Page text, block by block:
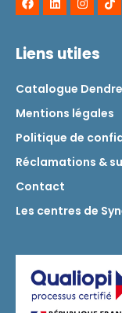
Liens utiles
Catalogue
Mentions légales
Politique de
Réclamations &
Contact
Les centres de